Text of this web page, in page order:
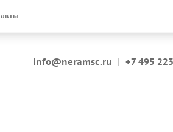
info@neramsc.ru | +7 495